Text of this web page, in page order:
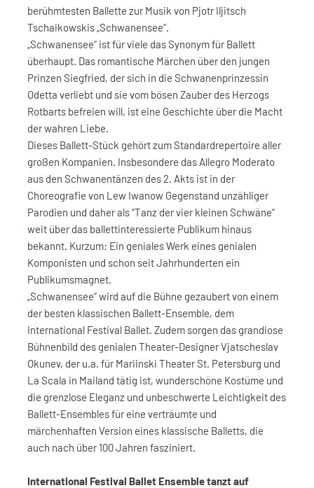
berühmtesten Ballette zur Musik von Pjotr Iljitsch
Tschaikowskis „Schwanensee“.
„Schwanensee“ ist für viele das Synonym für Ballett
überhaupt. Das romantische Märchen über den jungen
Prinzen Siegfried, der sich in die Schwanenprinzessin
Odetta verliebt und sie vom bösen Zauber des Herzogs
Rotbarts befreien will, ist eine Geschichte über die Macht
der wahren Liebe.
Dieses Ballett-Stück gehört zum Standardrepertoire aller
großen Kompanien. Insbesondere das Allegro Moderato
aus den Schwanentänzen des 2. Akts ist in der
Choreografie von Lew Iwanow Gegenstand unzähliger
Parodien und daher als “Tanz der vier kleinen Schwäne“
weit über das ballettinteressierte Publikum hinaus
bekannt. Kurzum: Ein geniales Werk eines genialen
Komponisten und schon seit Jahrhunderten ein
Publikumsmagnet.
„Schwanensee“ wird auf die Bühne gezaubert von einem
der besten klassischen Ballett-Ensemble, dem
International Festival Ballet. Zudem sorgen das grandiose
Bühnenbild des genialen Theater-Designer Vjatscheslav
Okunev, der u.a. für Mariinski Theater St. Petersburg und
La Scala in Mailand tätig ist, wunderschöne Kostüme und
die grenzlose Eleganz und unbeschwerte Leichtigkeit des
Ballett-Ensembles für eine verträumte und
märchenhaften Version eines klassische Balletts, die
auch nach über 100 Jahren fasziniert.
International Festival Ballet Ensemble tanzt auf